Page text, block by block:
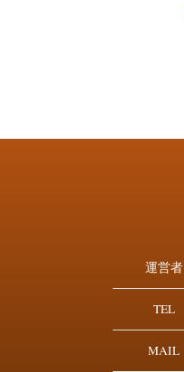
運営者
TEL
MAIL